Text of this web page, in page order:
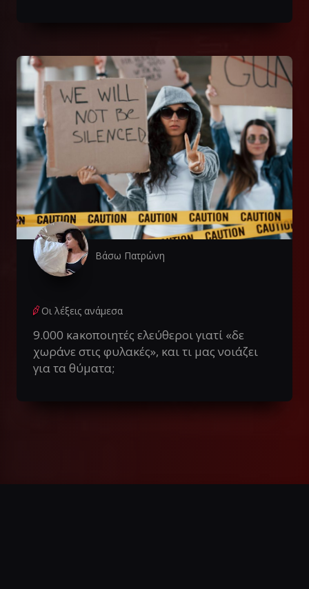
Βάσω Πατρώνη
Οι λέξεις ανάμεσα
9.000 κaκοποιητές ελεύθεροι γιατί «δε
χωράνε στις φυλακές», και τι μας νοιάζει
για τα θύματα;